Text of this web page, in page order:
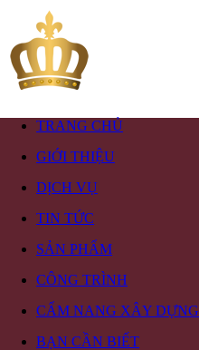
TRANG CHỦ
GIỚI THIỆU
DỊCH VỤ
TIN TỨC
SẢN PHẨM
CÔNG TRÌNH
CẨM NANG XÂY DỰNG
BẠN CẦN BIẾT